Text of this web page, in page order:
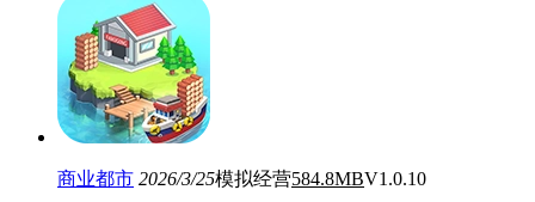
商业都市 2026/3/25模拟经营584.8MBV1.0.10